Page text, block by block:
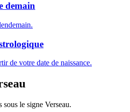
demain
de votre date de naissance.
sous le signe Verseau.